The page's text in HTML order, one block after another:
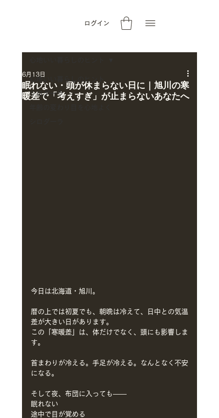
ログイン
心地いい暮らしのヒント
シロダーラ
眠れない・頭が休まらない日に｜旭川の寒
暖差で「考えすぎ」が止まらないあなたへ
6月13日
今日は北海道・旭川。
暦の上では初夏でも、朝晩は冷えて、日中との気温
差が大きい日があります。
この「寒暖差」は、体だけでなく、頭にも影響しま
す。
首まわりが冷える。手足が冷える。なんとなく不安
になる。
そして夜、布団に入っても——
眠れない
途中で目が覚める